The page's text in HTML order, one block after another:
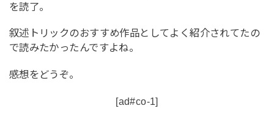
を読了。
叙述トリックのおすすめ作品としてよく紹介されてたの
で読みたかったんですよね。
感想をどうぞ。
[ad#co-1]